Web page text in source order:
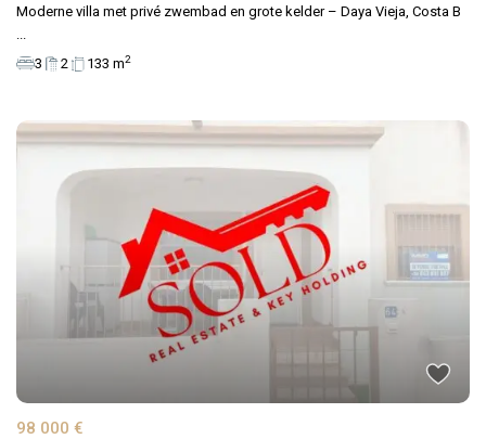
Moderne villa met privé zwembad en grote kelder – Daya Vieja, Costa B
3
2 133 m2
98 000 €